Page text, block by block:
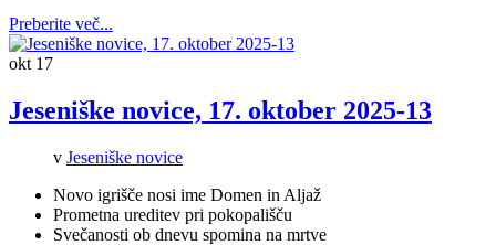
Preberite več...
okt 17
Jeseniške novice, 17. oktober 2025-13
v Jeseniške novice
Novo igrišče nosi ime Domen in Aljaž
Prometna ureditev pri pokopališču
Svečanosti ob dnevu spomina na mrtve